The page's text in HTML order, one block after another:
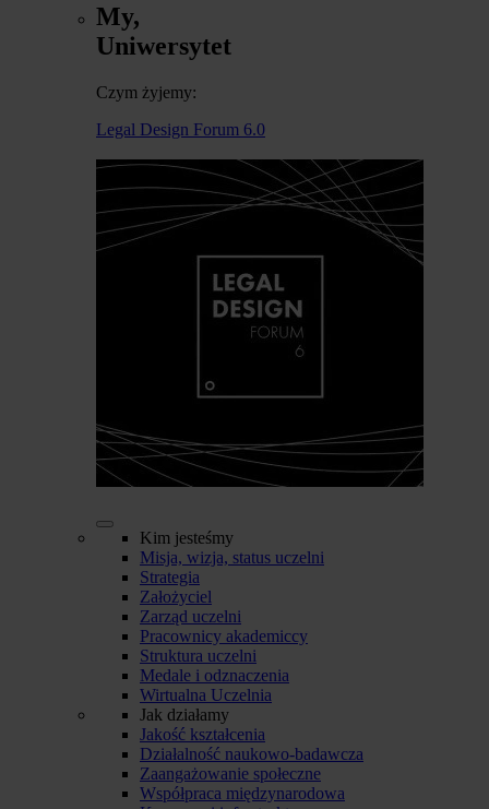
My,
Uniwersytet
Czym żyjemy:
Legal Design Forum 6.0
Kim jesteśmy
Misja, wizja, status uczelni
Strategia
Założyciel
Zarząd uczelni
Pracownicy akademiccy
Struktura uczelni
Medale i odznaczenia
Wirtualna Uczelnia
Jak działamy
Jakość kształcenia
Działalność naukowo-badawcza
Zaangażowanie społeczne
Współpraca międzynarodowa